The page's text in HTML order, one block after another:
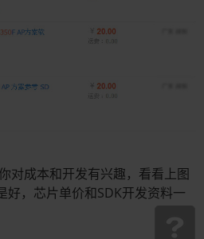
对成本和开发有兴趣，看看上图
好，芯片单价和SDK开发资料一